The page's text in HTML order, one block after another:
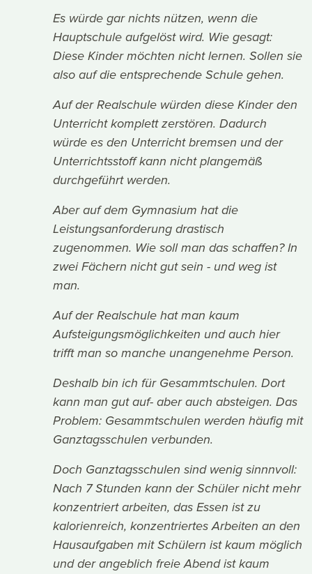
Es würde gar nichts nützen, wenn die
Hauptschule aufgelöst wird. Wie gesagt:
Diese Kinder möchten nicht lernen. Sollen sie
also auf die entsprechende Schule gehen.
Auf der Realschule würden diese Kinder den
Unterricht komplett zerstören. Dadurch
würde es den Unterricht bremsen und der
Unterrichtsstoff kann nicht plangemäß
durchgeführt werden.
Aber auf dem Gymnasium hat die
Leistungsanforderung drastisch
zugenommen. Wie soll man das schaffen? In
zwei Fächern nicht gut sein - und weg ist
man.
Auf der Realschule hat man kaum
Aufsteigungsmöglichkeiten und auch hier
trifft man so manche unangenehme Person.
Deshalb bin ich für Gesammtschulen. Dort
kann man gut auf- aber auch absteigen. Das
Problem: Gesammtschulen werden häufig mit
Ganztagsschulen verbunden.
Doch Ganztagsschulen sind wenig sinnnvoll:
Nach 7 Stunden kann der Schüler nicht mehr
konzentriert arbeiten, das Essen ist zu
kalorienreich, konzentriertes Arbeiten an den
Hausaufgaben mit Schülern ist kaum möglich
und der angeblich freie Abend ist kaum